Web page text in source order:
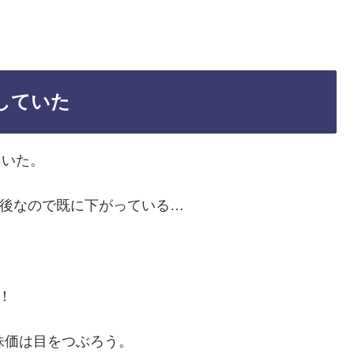
ていた
た。
なので既に下がっている…
は目をつぶろう。